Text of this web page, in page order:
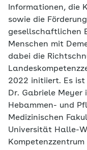
Informationen, die
sowie die
gesellschaftlichen
Menschen mit
dabei die
2022 initiiert. Es ist
Dr. Gabriele
Hebammen- und
Medizinischen
Universität Halle-